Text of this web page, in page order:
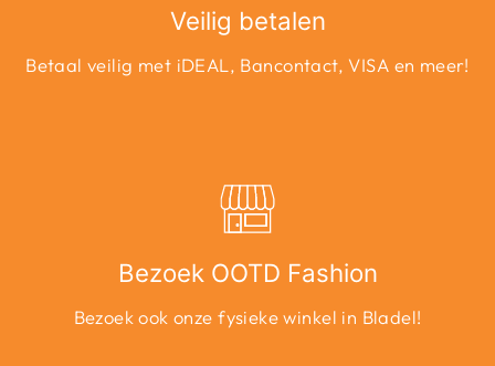
Veilig betalen
Betaal veilig met iDEAL, Bancontact, VISA en meer!
Bezoek OOTD Fashion
Bezoek ook onze fysieke winkel in Bladel!